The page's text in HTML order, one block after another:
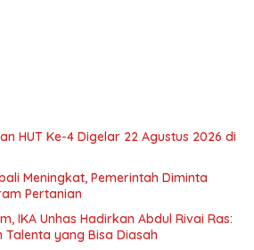
HUT Ke-4 Digelar 22 Agustus 2026 di
Meningkat, Pemerintah Diminta
Pertanian
IKA Unhas Hadirkan Abdul Rivai Ras:
yang Bisa Diasah